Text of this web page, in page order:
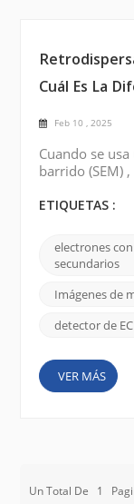
Cuál Es La
Feb 10 , 2025
Cuando se
barrido (SEM)
. Pero, ¿qué
microscopía
tipos de
ETIQUETAS :
electrones
secundarios
Imágenes de
detector de EC
VER MÁS
Un Total De 1